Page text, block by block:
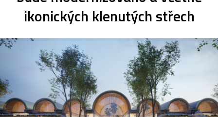
ikonických klenutých střech